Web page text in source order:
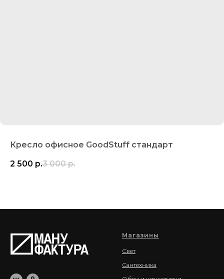
Кресло офисное GoodStuff стандарт
2 500 р.3 000 р.
Магазины
Свет
Сантехника